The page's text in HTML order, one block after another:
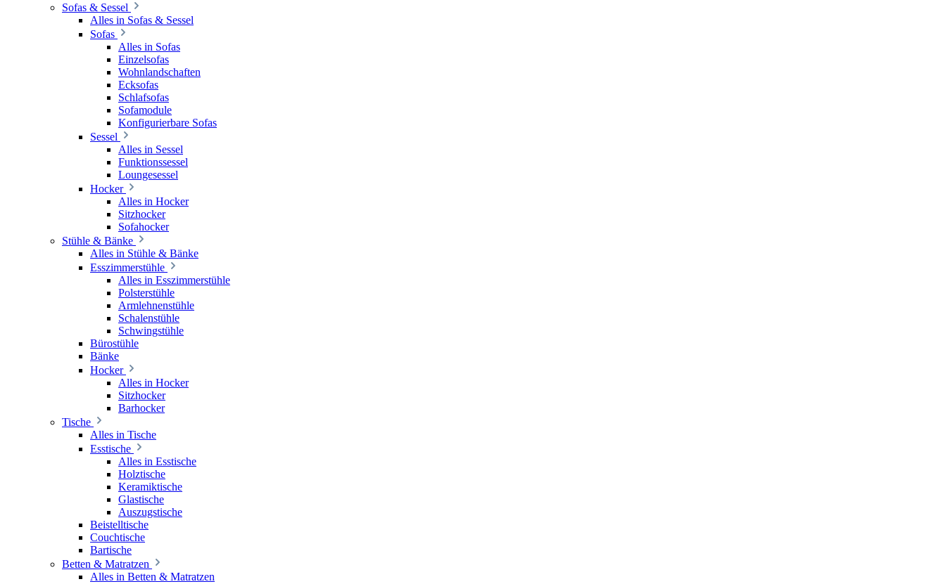
Sofas & Sessel
Alles in Sofas & Sessel
Sofas
Alles in Sofas
Einzelsofas
Wohnlandschaften
Ecksofas
Schlafsofas
Sofamodule
Konfigurierbare Sofas
Sessel
Alles in Sessel
Funktionssessel
Loungesessel
Hocker
Alles in Hocker
Sitzhocker
Sofahocker
Stühle & Bänke
Alles in Stühle & Bänke
Esszimmerstühle
Alles in Esszimmerstühle
Polsterstühle
Armlehnenstühle
Schalenstühle
Schwingstühle
Bürostühle
Bänke
Hocker
Alles in Hocker
Sitzhocker
Barhocker
Tische
Alles in Tische
Esstische
Alles in Esstische
Holztische
Keramiktische
Glastische
Auszugstische
Beistelltische
Couchtische
Bartische
Betten & Matratzen
Alles in Betten & Matratzen